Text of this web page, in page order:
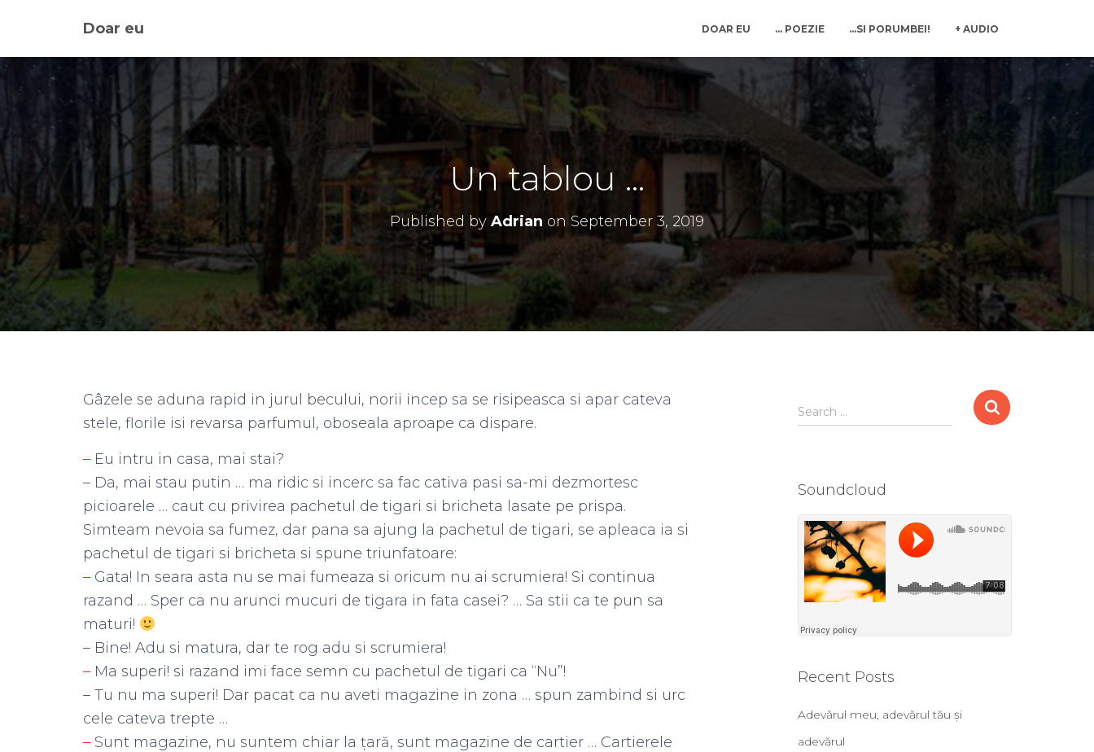
Doar eu DOAR EU … POEZIE …SI PORUMBEI! + AUDIO
Un tablou …
Published by Adrian on September 3, 2019
Gâzele se aduna rapid in jurul becului, norii incep sa se risipeasca si apar cateva
stele, florile isi revarsa parfumul, oboseala aproape ca dispare.
– Eu intru in casa, mai stai?
– Da, mai stau putin … ma ridic si incerc sa fac cativa pasi sa-mi dezmortesc
picioarele … caut cu privirea pachetul de tigari si bricheta lasate pe prispa.
Simteam nevoia sa fumez, dar pana sa ajung la pachetul de tigari, se apleaca ia si
pachetul de tigari si bricheta si spune triunfatoare:
– Gata! In seara asta nu se mai fumeaza si oricum nu ai scrumiera! Si continua
razand … Sper ca nu arunci mucuri de tigara in fata casei? … Sa stii ca te pun sa
maturi!
– Bine! Adu si matura, dar te rog adu si scrumiera!
– Ma superi! si razand imi face semn cu pachetul de tigari ca “Nu”!
– Tu nu ma superi! Dar pacat ca nu aveti magazine in zona … spun zambind si urc
cele cateva trepte …
– Sunt magazine, nu suntem chiar la țară, sunt magazine de cartier … Cartierele
Search …
Soundcloud
Recent Posts
Adevărul meu, adevărul tău și
adevărul